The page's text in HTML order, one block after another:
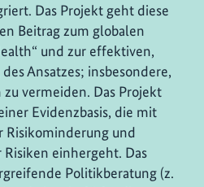
Das Projekt geht diese
Beitrag zum globalen
und zur effektiven,
Ansatzes; insbesondere,
vermeiden. Das Projekt
Evidenzbasis, die mit
Risikominderung und
einhergeht. Das
Politikberatung (z.